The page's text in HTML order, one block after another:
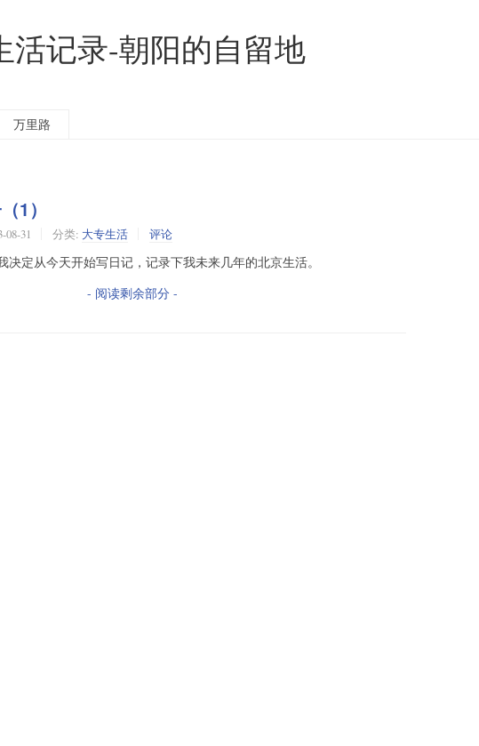
活记录-朝阳的自留地
万里路
1）
08-31 分类: 大专生活 评论
决定从今天开始写日记，记录下我未来几年的北京生活。
- 阅读剩余部分 -